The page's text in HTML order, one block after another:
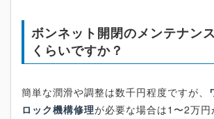
ボンネット開閉のメンテナン
くらいですか？
簡単な潤滑や調整は数千円程度ですが、
ロック機構修理が必要な場合は1〜2万円